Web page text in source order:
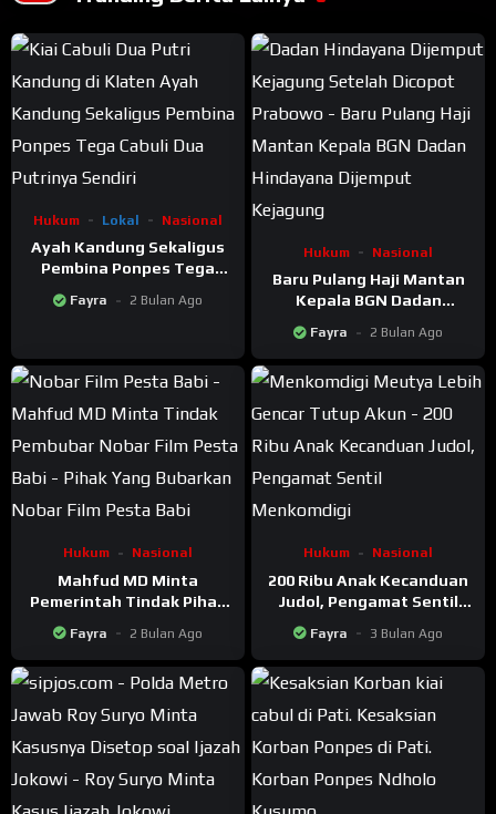
Hukum Lokal Nasional
Ayah Kandung Sekaligus
Pembina Ponpes Tega
Cabuli Dua Putrinya
Sendiri
Fayra 2 Bulan Ago
Hukum Nasional
Baru Pulang Haji Mantan
Kepala BGN Dadan
Hindayana Langsung
Dijemput Kejagung
Setelah Dicopot Prabowo
Fayra 2 Bulan Ago
Hukum Nasional
Mahfud MD Minta
Pemerintah Tindak Pihak
Yang Bubarkan Nobar Film
Pesta Babi
Fayra 2 Bulan Ago
Hukum Nasional
200 Ribu Anak Kecanduan
Judol, Pengamat Sentil
Menkomdigi Meutya: Lebih
Gencar Tutup Akun
Fayra 3 Bulan Ago